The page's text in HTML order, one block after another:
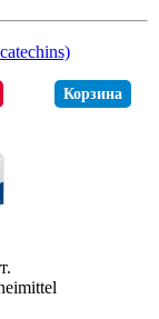
Корзина